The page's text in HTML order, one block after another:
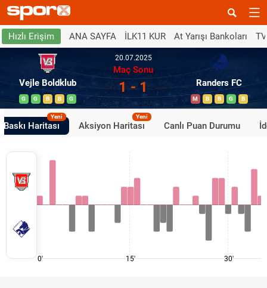
Hızlı Erişim ANA SAYFA İLK11 KUR At Yarışı Bankoları
Vejle Boldklub
G G B B G
20.07.2025
Maç Sonu
1 - 1 Randers FC
M B B G B
Baskı Haritası
Yeni
Aksiyon Haritası
Yeni
Canlı Puan Durumu
0' 15' 30'